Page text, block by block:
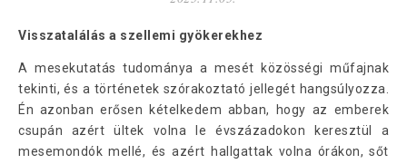
Visszatalálás a szellemi gyökerekhez
A mesekutatás tudománya a mesét közösségi műfajnak
tekinti, és a történetek szórakoztató jellegét hangsúlyozza.
Én azonban erősen kételkedem abban, hogy az emberek
csupán azért ültek volna le évszázadokon keresztül a
mesemondók mellé, és azért hallgattak volna órákon, sőt